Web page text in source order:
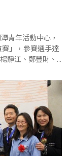
青年活動中心，
」，參賽選手達
靜江、鄭豐財、
項
是高潮迭起，由